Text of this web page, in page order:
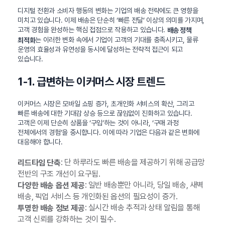
디지털 전환과 소비자 행동의 변화는 기업의 배송 전략에도 큰 영향을
미치고 있습니다. 이제 배송은 단순히 ‘빠른 전달’ 이상의 의미를 가지며,
고객 경험을 완성하는 핵심 접점으로 작용하고 있습니다. 배송 정책
최적화는 이러한 변화 속에서 기업이 고객의 기대를 충족시키고, 물류
운영의 효율성과 유연성을 동시에 달성하는 전략적 접근이 되고
있습니다.
1-1. 급변하는 이커머스 시장 트렌드
이커머스 시장은 모바일 쇼핑 증가, 초개인화 서비스의 확산, 그리고
빠른 배송에 대한 기대감 상승 등으로 끊임없이 진화하고 있습니다.
고객은 이제 단순히 상품을 ‘구입’하는 것이 아니라, ‘구매 과정
전체에서의 경험’을 중시합니다. 이에 따라 기업은 다음과 같은 변화에
대응해야 합니다.
리드타임 단축: 단 하루라도 빠른 배송을 제공하기 위해 공급망
전반의 구조 개선이 요구됨.
다양한 배송 옵션 제공: 일반 배송뿐만 아니라, 당일 배송, 새벽
배송, 픽업 서비스 등 개인화된 옵션의 필요성이 증가.
투명한 배송 정보 제공: 실시간 배송 추적과 상태 알림을 통해
고객 신뢰를 강화하는 것이 필수.